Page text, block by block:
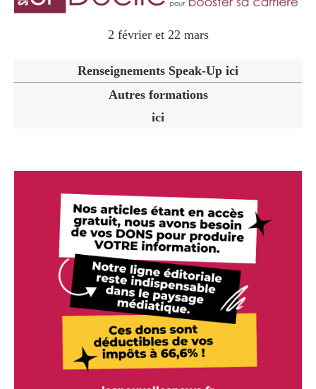
2 février et 22 mars
Renseignements Speak-Up ici
Autres formations
ici